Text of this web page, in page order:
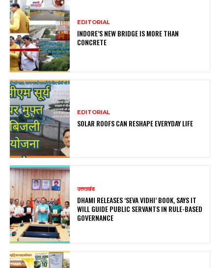
EDITORIAL
INDORE’S NEW BRIDGE IS MORE THAN
CONCRETE
EDITORIAL
SOLAR ROOFS CAN RESHAPE EVERYDAY LIFE
उत्तराखंड
DHAMI RELEASES ‘SEVA VIDHI’ BOOK, SAYS IT
WILL GUIDE PUBLIC SERVANTS IN RULE-BASED
GOVERNANCE